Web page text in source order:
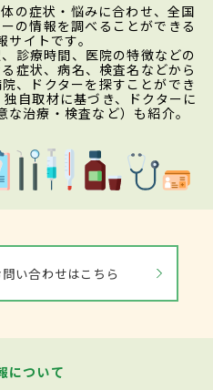
の症状・悩みに合わせ、全国
の情報を調べることができる
イトです。
診療時間、医院の特徴などの
症状、病名、検査名などから
、ドクターを探すことができ
自取材に基づき、ドクターに
治療・検査など）も紹介。
い合わせはこちら
について